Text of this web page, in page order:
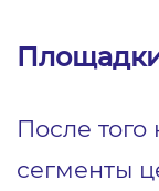
После
сегменты